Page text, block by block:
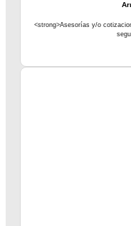
<strong>Asesorías y/o